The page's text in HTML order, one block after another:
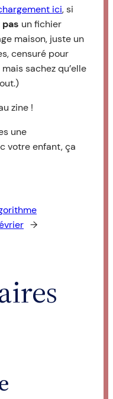
ici, si
pas un fichier
maison, juste un
censuré pour
sachez qu’elle
zine !
une
votre enfant, ça
→